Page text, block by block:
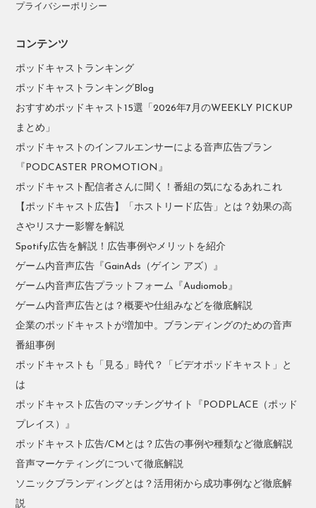
プライバシーポリシー
コンテンツ
ポッドキャストランキング
ポッドキャストランキングBlog
おすすめポッドキャスト15選「2026年7月のWEEKLY PICKUP
まとめ」
ポッドキャストのインフルエンサーによる音声広告プラン
『PODCASTER PROMOTION』
ポッドキャスト配信者さんに聞く！番組の気になるあれこれ
【ポッドキャスト広告】「ホストリード広告」とは？効果の高
さやリスナー影響を解説
Spotify広告を解説！広告事例やメリットを紹介
ゲーム内音声広告『GainAds（ゲイン アズ）』
ゲーム内音声広告プラットフォーム『Audiomob』
ゲーム内音声広告とは？概要や仕組みなどを徹底解説
企業のポッドキャストが増加中。ブランディングのための音声
番組事例
ポッドキャストも「見る」時代？「ビデオポッドキャスト」と
は
ポッドキャスト広告のマッチングサイト『PODPLACE（ポッド
プレイス）』
ポッドキャスト広告/CMとは？広告の事例や種類など徹底解説
音声マーケティングについて徹底解説
ソニックブランディングとは？活用術から成功事例など徹底解
説